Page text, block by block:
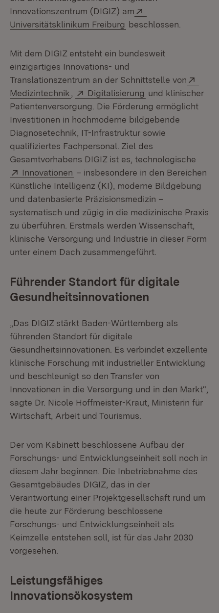
Innovationszentrum (DIGIZ) am
Universitätsklinikum Freiburg (Öffnet in neuem
beschlossen.
Mit dem DIGIZ entsteht ein bundesweit
einzigartiges Innovations- und
Translationszentrum an der Schnittstelle von
Medizintechnik (Öffnet in neuem Fenster)
Extern:
Digitalisierung (Öffnet in neuem
und klinischer
Patientenversorgung. Die Förderung ermöglicht
Investitionen in hochmoderne bildgebende
Diagnosetechnik, IT-Infrastruktur sowie
qualifiziertes Fachpersonal. Ziel des
Gesamtvorhabens DIGIZ ist es, technologische
Extern:
Innovationen (Öffnet in neuem Fenster)
– insbesondere in den Bereichen
Künstliche Intelligenz (KI), moderne Bildgebung
und datenbasierte Präzisionsmedizin –
systematisch und zügig in die medizinische Praxis
zu überführen. Erstmals werden Wissenschaft,
klinische Versorgung und Industrie in dieser Form
unter einem Dach zusammengeführt.
Führender Standort für digitale
Gesundheitsinnovationen
„Das DIGIZ stärkt Baden-Württemberg als
führenden Standort für digitale
Gesundheitsinnovationen. Es verbindet exzellente
klinische Forschung mit industrieller Entwicklung
und beschleunigt so den Transfer von
Innovationen in die Versorgung und in den Markt“,
sagte Dr. Nicole Hoffmeister-Kraut, Ministerin für
Wirtschaft, Arbeit und Tourismus.
Der vom Kabinett beschlossene Aufbau der
Forschungs- und Entwicklungseinheit soll noch in
diesem Jahr beginnen. Die Inbetriebnahme des
Gesamtgebäudes DIGIZ, das in der
Verantwortung einer Projektgesellschaft rund um
die heute zur Förderung beschlossene
Forschungs- und Entwicklungseinheit als
Keimzelle entstehen soll, ist für das Jahr 2030
vorgesehen.
Leistungsfähiges
Innovationsökosystem